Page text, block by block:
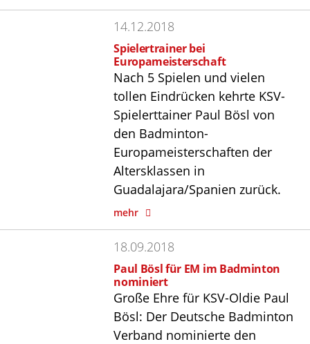
14.12.2018
Spielertrainer bei
Europameisterschaft
Nach 5 Spielen und vielen
tollen Eindrücken kehrte KSV-
Spielerttainer Paul Bösl von
den Badminton-
Europameisterschaften der
Altersklassen in
Guadalajara/Spanien zurück.
mehr
18.09.2018
Paul Bösl für EM im Badminton
nominiert
Große Ehre für KSV-Oldie Paul
Bösl: Der Deutsche Badminton
Verband nominierte den